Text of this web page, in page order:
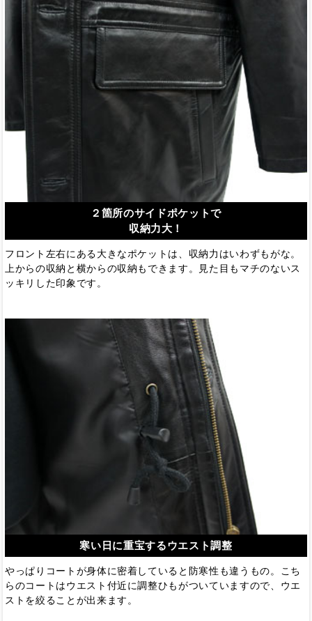
２箇所のサイドポケットで
収納力大！
フロント左右にある大きなポケットは、収納力はいわずもがな。
上からの収納と横からの収納もできます。見た目もマチのないス
ッキリした印象です。
寒い日に重宝するウエスト調整
やっぱりコートが身体に密着していると防寒性も違うもの。こち
らのコートはウエスト付近に調整ひもがついていますので、ウエ
ストを絞ることが出来ます。